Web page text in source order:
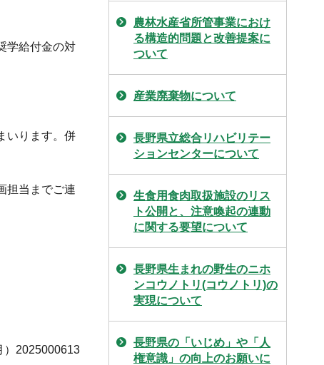
学給付金の対
いります。併
担当までご連
）2025000613
農林水産省所管事業におけ
る構造的問題と改善提案に
ついて
産業廃棄物について
長野県立総合リハビリテー
ションセンターについて
生食用食肉取扱施設のリス
ト公開と、注意喚起の連動
に関する要望について
長野県生まれの野生のニホ
ンコウノトリ(コウノトリ)の
実現について
長野県の「いじめ」や「人
権意識」の向上のお願いに